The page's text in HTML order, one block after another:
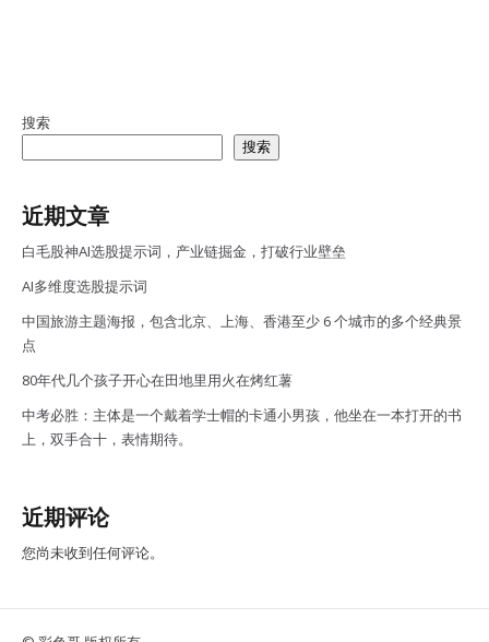
搜索
搜索
近期文章
白毛股神AI选股提示词，产业链掘金，打破行业壁垒
AI多维度选股提示词
中国旅游主题海报，包含北京、上海、香港至少 6 个城市的多个经典景
点
80年代几个孩子开心在田地里用火在烤红薯
中考必胜：主体是一个戴着学士帽的卡通小男孩，他坐在一本打开的书
上，双手合十，表情期待。
近期评论
您尚未收到任何评论。